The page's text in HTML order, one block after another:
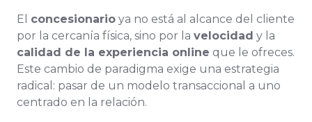
El concesionario ya no está al alcance del cliente
por la cercanía física, sino por la velocidad y la
calidad de la experiencia online que le ofreces.
Este cambio de paradigma exige una estrategia
radical: pasar de un modelo transaccional a uno
centrado en la relación.